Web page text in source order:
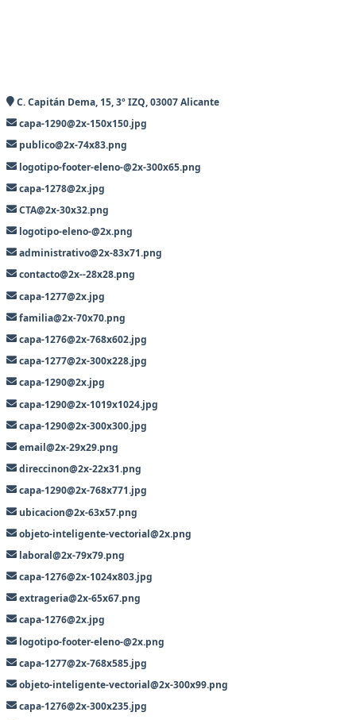
C. Capitán Dema, 15, 3º IZQ, 03007 Alicante
capa-1290@2x-150x150.jpg
publico@2x-74x83.png
logotipo-footer-eleno-@2x-300x65.png
capa-1278@2x.jpg
CTA@2x-30x32.png
logotipo-eleno-@2x.png
administrativo@2x-83x71.png
contacto@2x--28x28.png
capa-1277@2x.jpg
familia@2x-70x70.png
capa-1276@2x-768x602.jpg
capa-1277@2x-300x228.jpg
capa-1290@2x.jpg
capa-1290@2x-1019x1024.jpg
capa-1290@2x-300x300.jpg
email@2x-29x29.png
direccinon@2x-22x31.png
capa-1290@2x-768x771.jpg
ubicacion@2x-63x57.png
objeto-inteligente-vectorial@2x.png
laboral@2x-79x79.png
capa-1276@2x-1024x803.jpg
extrageria@2x-65x67.png
capa-1276@2x.jpg
logotipo-footer-eleno-@2x.png
capa-1277@2x-768x585.jpg
objeto-inteligente-vectorial@2x-300x99.png
capa-1276@2x-300x235.jpg